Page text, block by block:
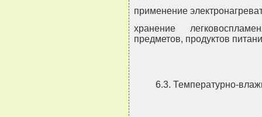
применение
хранение
предметов, продуктов
6.3. Температурно-